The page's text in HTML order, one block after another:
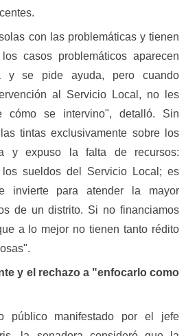
con las problemáticas y tienen
casos problemáticos aparecen
y se pide ayuda, pero cuando
al Servicio Local, no les
cómo se intervino", detalló. Sin
tintas exclusivamente sobre los
y expuso la falta de recursos:
sueldos del Servicio Local; es
invierte para atender la mayor
de un distrito. Si no financiamos
a lo mejor no tienen tanto rédito
y el rechazo a "enfocarlo como
público manifestado por el jefe